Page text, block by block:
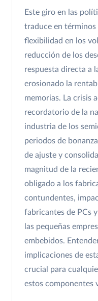
Este giro en las
traduce en términos
flexibilidad en los
reducción de los
respuesta directa a
erosionado la
memorias. La crisis
recordatorio de la
industria de los
periodos de
de ajuste y
magnitud de la
obligado a los
contundentes,
fabricantes de PCs
las pequeñas
embebidos.
implicaciones de
crucial para
estos componentes